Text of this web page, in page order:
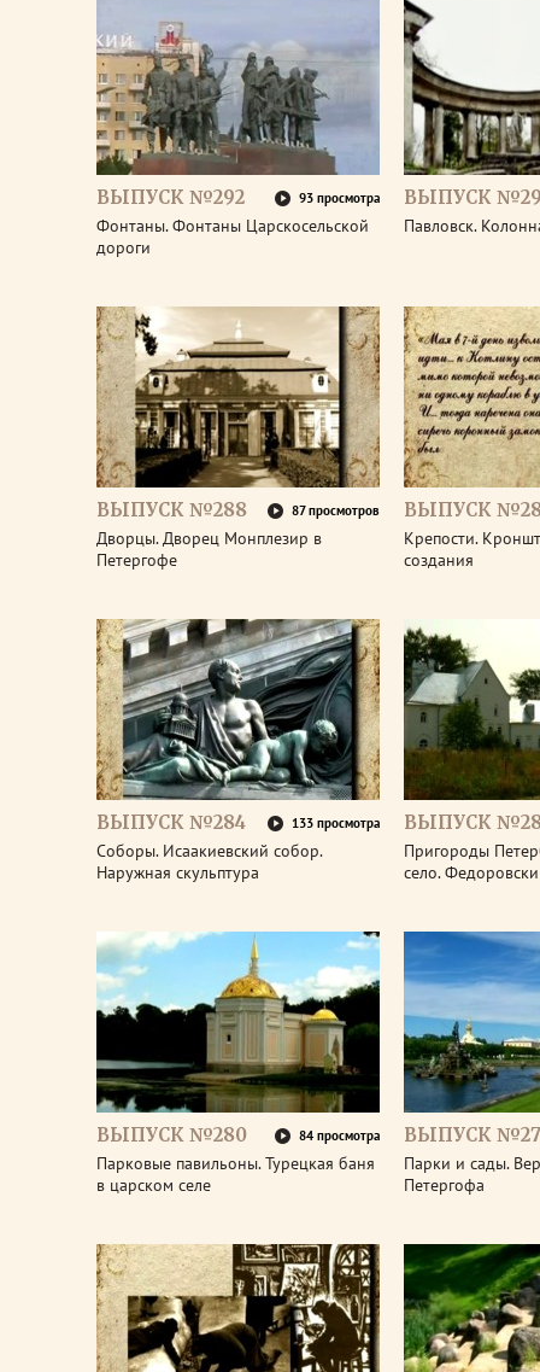
ВЫПУСК №292 93 просмотра
Фонтаны. Фонтаны Царскосельской
дороги
ВЫПУСК
Павловск.
ВЫПУСК №288 87 просмотров
Дворцы. Дворец Монплезир в
Петергофе
ВЫПУСК
Крепости.
создания
ВЫПУСК №284 133 просмотра
Соборы. Исаакиевский собор.
Наружная скульптура
ВЫПУСК
Пригороды
село.
ВЫПУСК №280 84 просмотра
Парковые павильоны. Турецкая баня
в царском селе
ВЫПУСК
Парки и сады.
Петергофа